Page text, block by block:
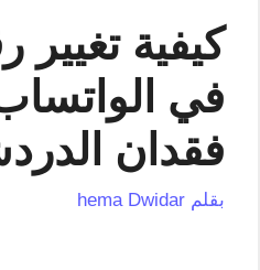
كيفية تغيير
في
فقدان
بقلم hema Dwidar